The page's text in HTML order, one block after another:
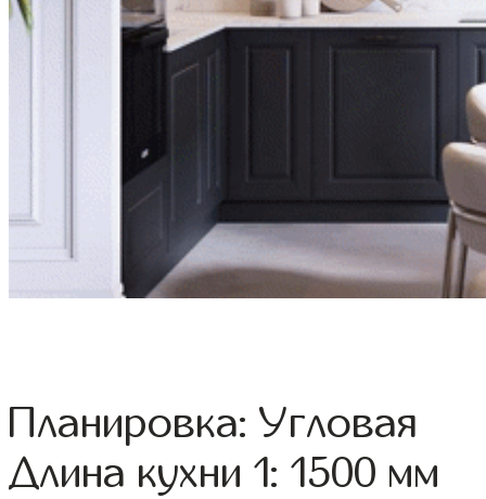
Планировка: Угловая
Длина кухни 1: 1500 мм